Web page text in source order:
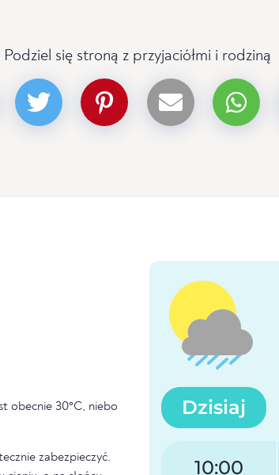
Podziel się stroną z przyjaciółmi i rodziną
obecnie 30°C, niebo
zabezpieczyć.
Dzisiaj
10:00